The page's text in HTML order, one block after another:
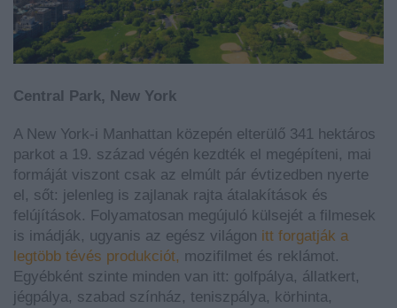
Central Park, New York
A New York-i Manhattan közepén elterülő 341 hektáros
parkot a 19. század végén kezdték el megépíteni, mai
formáját viszont csak az elmúlt pár évtizedben nyerte
el, sőt: jelenleg is zajlanak rajta átalakítások és
felújítások. Folyamatosan megújuló külsejét a filmesek
is imádják, ugyanis az egész világon itt forgatják a
legtöbb tévés produkciót, mozifilmet és reklámot.
Egyébként szinte minden van itt: golfpálya, állatkert,
jégpálya, szabad színház, teniszpálya, körhinta,